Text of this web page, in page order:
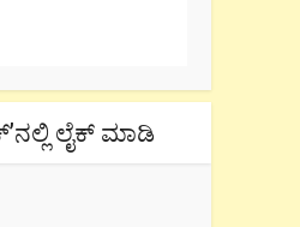
ಲೈಕ್ ಮಾಡಿ